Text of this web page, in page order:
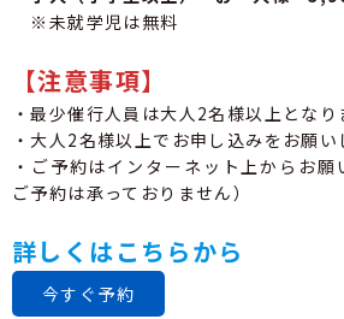
※未就学児は無料
【注意事項】
・最少催行人員は大人2名様以上となり
・大人2名様以上でお申し込みをお願い
・ご予約はインターネット上からお
ご予約は承っておりません）
詳しくはこちらから
今すぐ予約